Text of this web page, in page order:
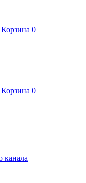
Корзина 0
Корзина 0
канала